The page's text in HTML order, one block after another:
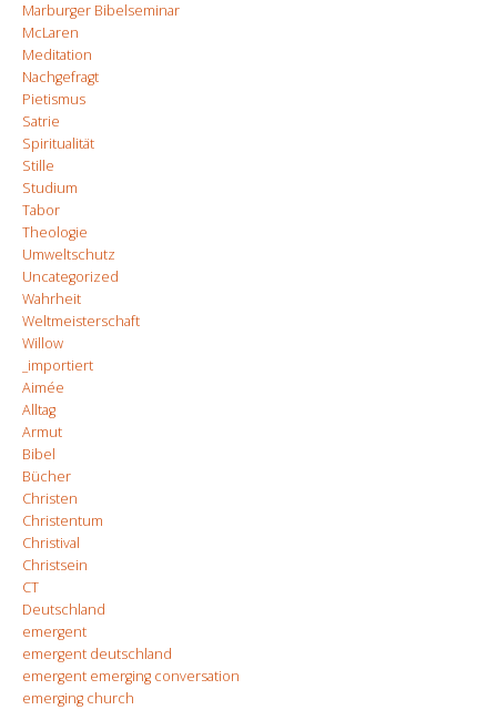
Marburger Bibelseminar
McLaren
Meditation
Nachgefragt
Pietismus
Satrie
Spiritualität
Stille
Studium
Tabor
Theologie
Umweltschutz
Uncategorized
Wahrheit
Weltmeisterschaft
Willow
_importiert
Aimée
Alltag
Armut
Bibel
Bücher
Christen
Christentum
Christival
Christsein
CT
Deutschland
emergent
emergent deutschland
emergent emerging conversation
emerging church